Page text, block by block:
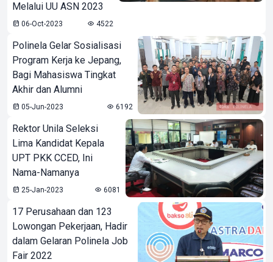
Melalui UU ASN 2023
06-Oct-2023 4522
Polinela Gelar Sosialisasi
Program Kerja ke Jepang,
Bagi Mahasiswa Tingkat
Akhir dan Alumni
05-Jun-2023 6192
Rektor Unila Seleksi
Lima Kandidat Kepala
UPT PKK CCED, Ini
Nama-Namanya
25-Jan-2023 6081
17 Perusahaan dan 123
Lowongan Pekerjaan, Hadir
dalam Gelaran Polinela Job
Fair 2022